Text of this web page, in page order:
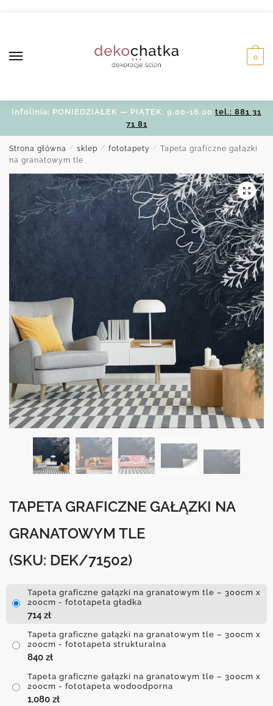
0
Infolinia: PONIEDZIAŁEK — PIĄTEK: 9.00-16.00 tel.: 881 31
71 81
Strona główna / sklep / fototapety / Tapeta graficzne gałązki
na granatowym tle
TAPETA GRAFICZNE GAŁĄZKI NA
GRANATOWYM TLE
(SKU: DEK/71502)
Tapeta graficzne gałązki na granatowym tle – 300cm x
200cm - fototapeta gładka
714 zł
Tapeta graficzne gałązki na granatowym tle – 300cm x
200cm - fototapeta strukturalna
840 zł
Tapeta graficzne gałązki na granatowym tle – 300cm x
200cm - fototapeta wodoodporna
1,080 zł